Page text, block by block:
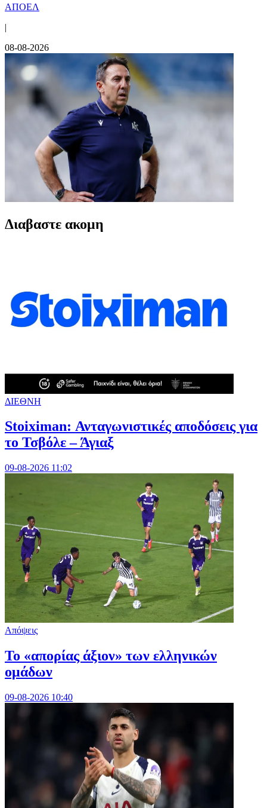
ΑΠΟΕΛ
|
08-08-2026
Διαβαστε ακομη
ΔΙΕΘΝΗ
Stoiximan: Ανταγωνιστικές αποδόσεις για
το Τσβόλε – Άγιαξ
09-08-2026 11:02
Απόψεις
Το «απορίας άξιον» των ελληνικών
ομάδων
09-08-2026 10:40